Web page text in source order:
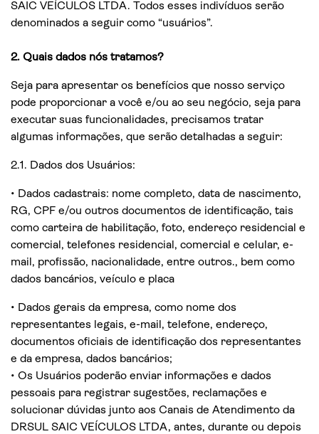
SAIC VEÍCULOS LTDA. Todos esses indivíduos serão
denominados a seguir como “usuários”.
2. Quais dados nós tratamos?
Seja para apresentar os benefícios que nosso serviço
pode proporcionar a você e/ou ao seu negócio, seja para
executar suas funcionalidades, precisamos tratar
algumas informações, que serão detalhadas a seguir:
2.1. Dados dos Usuários:
• Dados cadastrais: nome completo, data de nascimento,
RG, CPF e/ou outros documentos de identificação, tais
como carteira de habilitação, foto, endereço residencial e
comercial, telefones residencial, comercial e celular, e-
mail, profissão, nacionalidade, entre outros., bem como
dados bancários, veículo e placa
• Dados gerais da empresa, como nome dos
representantes legais, e-mail, telefone, endereço,
documentos oficiais de identificação dos representantes
e da empresa, dados bancários;
• Os Usuários poderão enviar informações e dados
pessoais para registrar sugestões, reclamações e
solucionar dúvidas junto aos Canais de Atendimento da
DRSUL SAIC VEÍCULOS LTDA, antes, durante ou depois